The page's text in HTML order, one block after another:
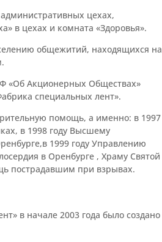
цехах,
в цехах и комната «Здоровья».
общежитий, находящихся на
«Об Акционерных Обществах»
специальных лент».
помощь, а именно: в 1997
в 1998 году Высшему
1999 году Управлению
в Оренбурге , Храму Святой
пострадавшим при взрывах.
в начале 2003 года было создано